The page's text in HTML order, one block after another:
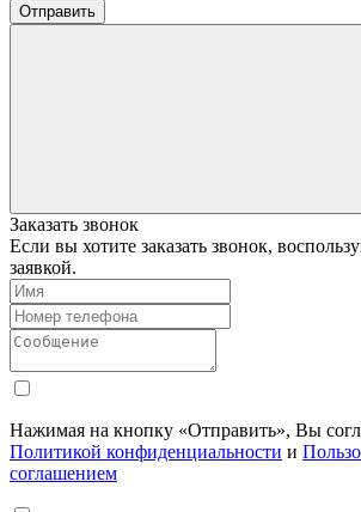
Отправить
Заказать звонок
Если вы хотите заказать звонок,
заявкой.
Нажимая на кнопку «Отправить», Вы
Политикой конфиденциальности и
соглашением